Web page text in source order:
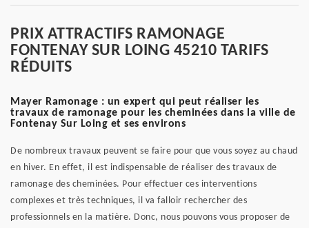
PRIX ATTRACTIFS RAMONAGE
FONTENAY SUR LOING 45210 TARIFS
RÉDUITS
Mayer Ramonage : un expert qui peut réaliser les
travaux de ramonage pour les cheminées dans la ville de
Fontenay Sur Loing et ses environs
De nombreux travaux peuvent se faire pour que vous soyez au chaud
en hiver. En effet, il est indispensable de réaliser des travaux de
ramonage des cheminées. Pour effectuer ces interventions
complexes et très techniques, il va falloir rechercher des
professionnels en la matière. Donc, nous pouvons vous proposer de